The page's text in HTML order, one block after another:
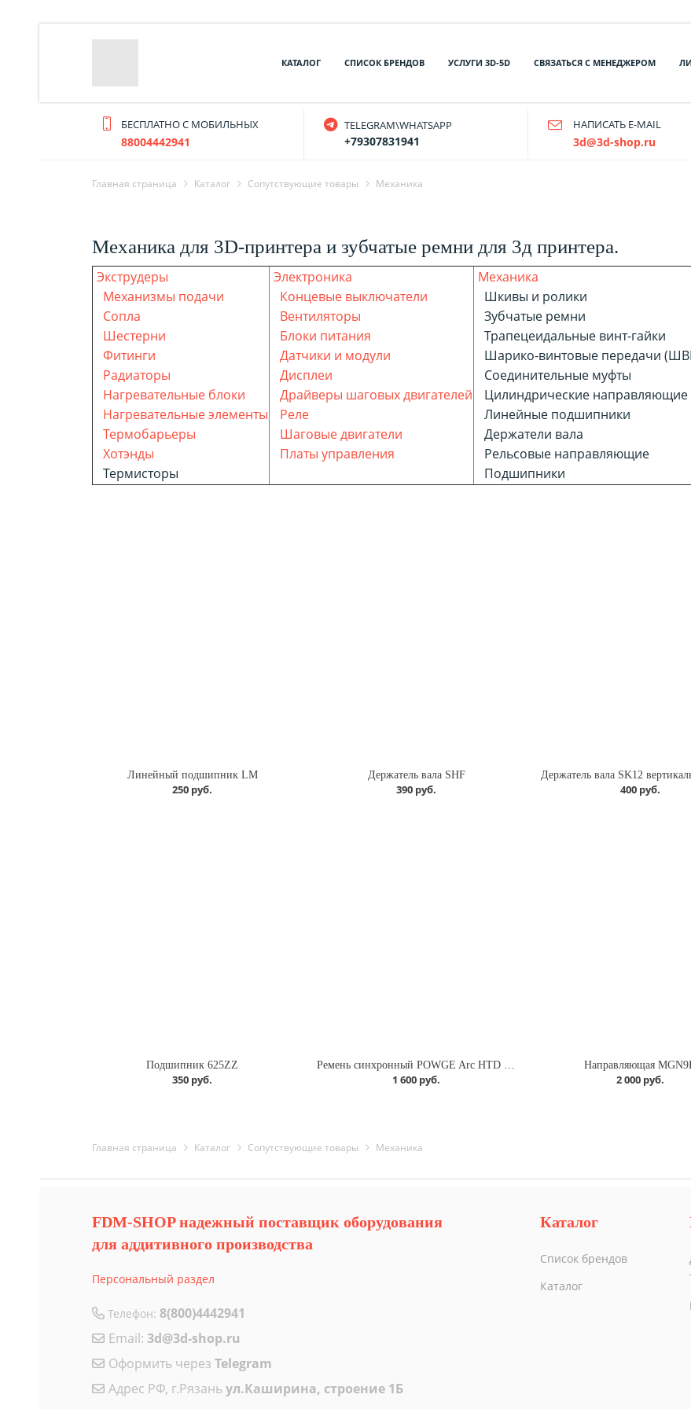
КАТАЛОГ СПИСОК БРЕНДОВ УСЛУГИ 3D-5D СВЯЗАТЬСЯ С МЕНЕДЖЕРОМ
БЕСПЛАТНО С МОБИЛЬНЫХ
88004442941
TELEGRAM\WHATSAPP
+79307831941
НАПИСАТЬ E-MAIL
3d@3d-shop.ru
Главная страница Каталог Cопутствующие товары Механика
Механика для 3D-принтера и зубчатые ремни для 3д принтера.
Экструдеры
Механизмы подачи
Сопла
Шестерни
Фитинги
Радиаторы
Нагревательные блоки
Нагревательные элементы
Термобарьеры
Хотэнды
Термисторы
Электроника
Концевые выключатели
Вентиляторы
Блоки питания
Датчики и модули
Дисплеи
Драйверы шаговых двигателей
Реле
Шаговые двигатели
Платы управления
Механика
Шкивы и ролики
Зубчатые ремни
Трапецеидальные винт-гайки
Шарико-винтовые передачи
Соединительные муфты
Цилиндрические направляющие
Линейные подшипники
Держатели вала
Рельсовые направляющие
Подшипники
Линейный подшипник LM
250 руб.
Держатель вала SHF
390 руб. 400 руб.
Подшипник 625ZZ
350 руб. 1 600 руб.
Направляющая
2 000 руб.
Главная страница Каталог Cопутствующие товары Механика
FDM-SHOP надежный поставщик оборудования
для аддитивного производства
Персональный раздел
Телефон: 8(800)4442941
Email: 3d@3d-shop.ru
Оформить через Telegram
Адрес РФ, г.Рязаньул.Каширина, строение 1Б
Каталог
Список брендов
Каталог